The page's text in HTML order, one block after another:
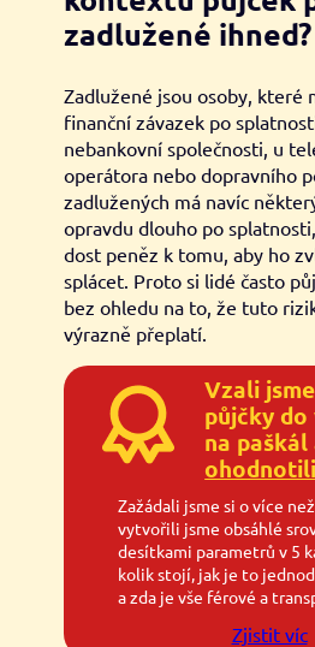
zadlužené ihned?
Zadlužené jsou osoby, které
finanční závazek po
nebankovní společnosti, u
operátora nebo dopravního
zadlužených má navíc
opravdu dlouho po
dost peněz k tomu, aby ho
splácet. Proto si lidé často
bez ohledu na to, že tuto
výrazně přeplatí.
Vzali
půjčky
na paškál
Zažádali jsme si o více
vytvořili jsme obsáhlé
desítkami parametrů v 5
kolik stojí, jak je to
a zda je vše férové a
Zjistit víc